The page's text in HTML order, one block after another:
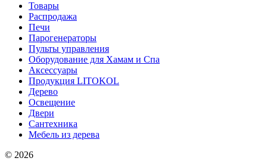
Товары
Распродажа
Печи
Парогенераторы
Пульты управления
Оборудование для Хамам и Спа
Аксессуары
Продукция LITOKOL
Дерево
Освещение
Двери
Сантехника
Мебель из дерева
© 2026